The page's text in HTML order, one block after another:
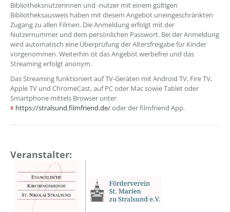
Bibliotheksnutzerinnen und -nutzer mit einem gültigen
Bibliotheksausweis haben mit diesem Angebot uneingeschränkten
Zugang zu allen Filmen. Die Anmeldung erfolgt mit der
Nutzernummer und dem persönlichen Passwort. Bei der Anmeldung
wird automatisch eine Überprüfung der Altersfreigabe für Kinder
vorgenommen. Weiterhin ist das Angebot werbefrei und das
Streaming erfolgt anonym.
Das Streaming funktioniert auf TV-Geräten mit Android TV, Fire TV,
Apple TV und ChromeCast, auf PC oder Mac sowie Tablet oder
Smartphone mittels Browser unter
https://stralsund.filmfriend.de/oder der filmfriend App.
Veranstalter: